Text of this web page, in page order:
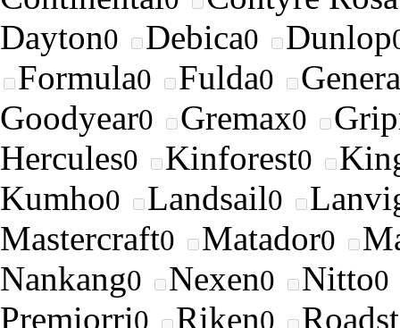
Dayton0 Debica0 Dunlop
Formula0 Fulda0
Goodyear0 Gremax0
Hercules0 Kinforest0
Kumho0 Landsail0
Mastercraft0 Matador0
Nankang0 Nexen0 Nitto0
Premiorri0 Riken0